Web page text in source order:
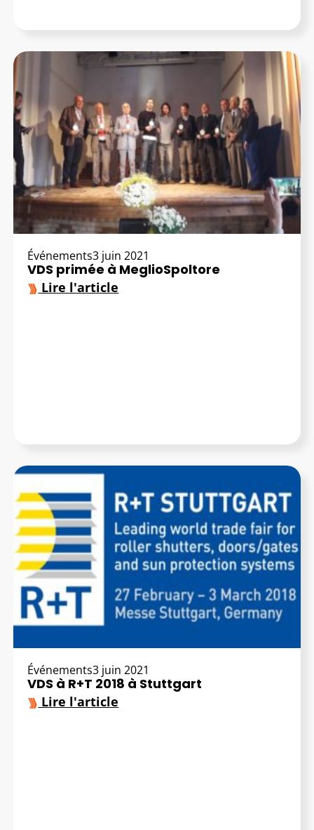
Événements3 juin 2021
VDS primée à MeglioSpoltore
Lire l'article
Événements3 juin 2021
VDS à R+T 2018 à Stuttgart
Lire l'article